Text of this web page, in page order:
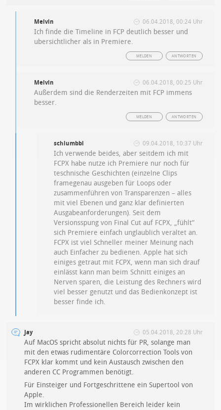
Melvin 06.04.2018, 00:24 Uhr
Ich finde die Timeline in FCP deutlich besser und
ubersichtlicher als in Premiere.
ANTWORTEN
MELDEN
Melvin 06.04.2018, 00:25 Uhr
Außerdem sind die Renderzeiten mit FCP immens
besser.
ANTWORTEN
MELDEN
schlumbbl 09.04.2018, 10:37 Uhr
Ich verwende beides, aber seitdem ich mit
FCPX habe nutze ich Premiere nur noch für
teschnische Geschichten (einzelne Clips
framegenau ausgeben für Loops oder
zusammenführen von Transparenzen – alles
mit viel Ebenen und ganz klar definierten
Ausgabeanforderungen). Seit dem
Versionsspung von Final Cut auf FCPX, „fühlt“
sich Premiere einfach unglaublich veraltet an.
FCPX ist viel Schneller meiner Meinung nach
auch Einfacher zu bedienen. Apple hat sich
einiges getraut mit FCPX, wenn man sich drauf
einlässt kann man beim Schnitt einiges an
Nerven sparen, die Leistung des Rechners wird
viel besser genutzt und das Bedienkonzept ist
besser finde ich.
Jay 05.04.2018, 20:28 Uhr
Auf MacOS spricht absolut nichts für PR, solange man
mit den etwas rudimentäre Colorcorrection Tools von
FCPX klar kommt und kein Austausch zwischen den
anderen CC Programmen benötigt.
Für Einsteiger und Fortgeschrittene ein Supertool von
Apple.
Im wirklichen Professionellen Bereich leider kein